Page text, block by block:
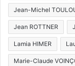
Jean-Michel
Jean ROTTNER
Lamia HIMER
Marie-Claude